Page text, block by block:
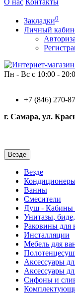
О нас Контакты
Закладки0
Личный
Пн - Вс с 10:00 -
+7 (846) 270-
г. Самара, ул.
Везде
Везде
Ванны
Смесители
Душ - Кабины
Унитазы,
Раковины для
Инсталляции
Мебель для
Аксессуары
Аксессуары
Сифоны и